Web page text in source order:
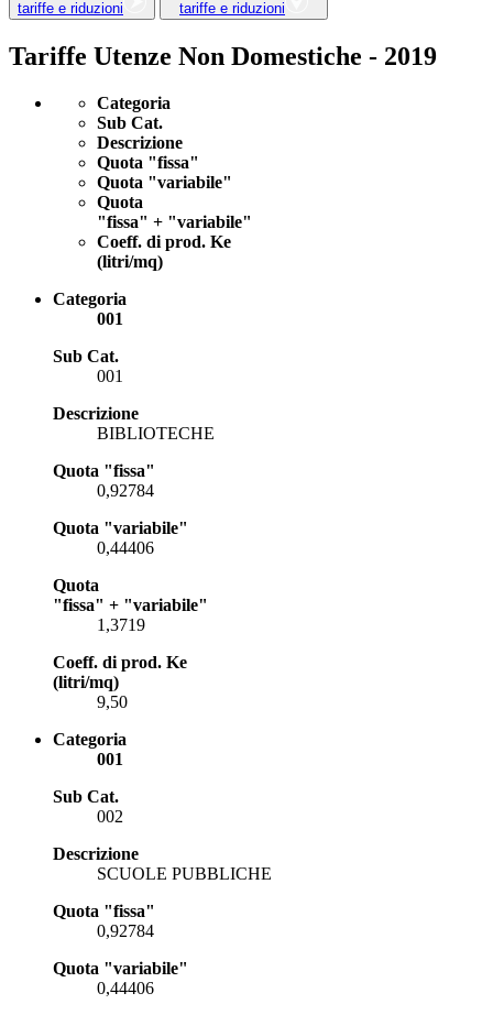
tariffe e riduzioni
tariffe e riduzioni
Tariffe Utenze Non Domestiche - 2019
Categoria
Sub Cat.
Descrizione
Quota "fissa"
Quota "variabile"
Quota
"fissa" + "variabile"
Coeff. di prod. Ke
(litri/mq)
Categoria
001
Sub Cat.
001
Descrizione
BIBLIOTECHE
Quota "fissa"
0,92784
Quota "variabile"
0,44406
Quota
"fissa" + "variabile"
1,3719
Coeff. di prod. Ke
(litri/mq)
9,50
Categoria
001
Sub Cat.
002
Descrizione
SCUOLE PUBBLICHE
Quota "fissa"
0,92784
Quota "variabile"
0,44406